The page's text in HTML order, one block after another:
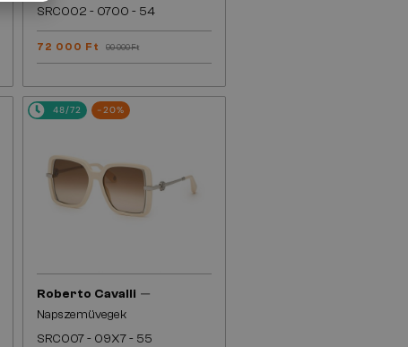
SRC002 - 0700 - 54
72 000 Ft 90 000 Ft
48/72 -20%
Roberto Cavalli —
Napszemüvegek
SRC007 - 09X7 - 55